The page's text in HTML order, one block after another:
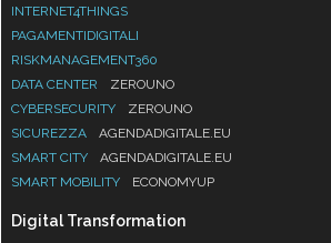
INTERNET4THINGS
PAGAMENTIDIGITALI
RISKMANAGEMENT360
DATA CENTER
ZEROUNO
CYBERSECURITY
ZEROUNO
SICUREZZA
AGENDADIGITALE.EU
SMART CITY
AGENDADIGITALE.EU
SMART MOBILITY
ECONOMYUP
Digital Transformation